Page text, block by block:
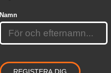
Namn